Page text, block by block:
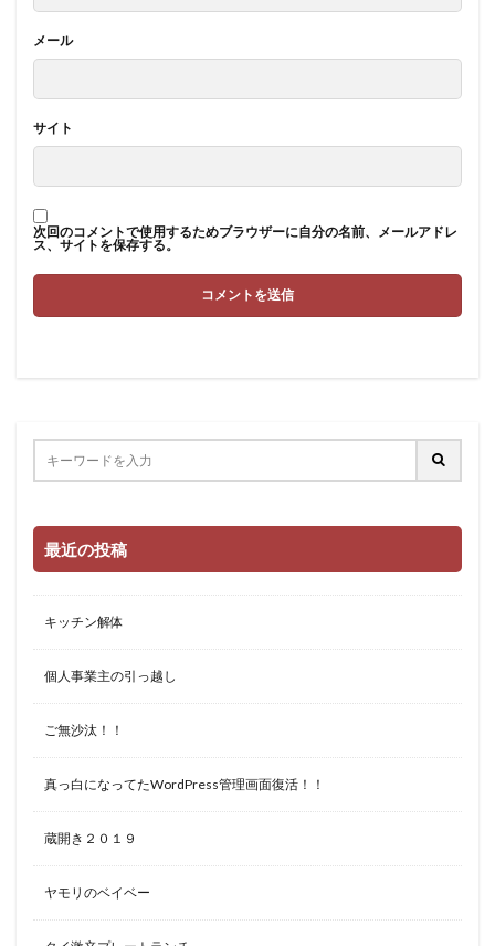
メール
サイト
次回のコメントで使用するためブラウザーに自分の名前、メールアドレ
ス、サイトを保存する。
最近の投稿
キッチン解体
個人事業主の引っ越し
ご無沙汰！！
真っ白になってたWordPress管理画面復活！！
蔵開き２０１９
ヤモリのベイベー